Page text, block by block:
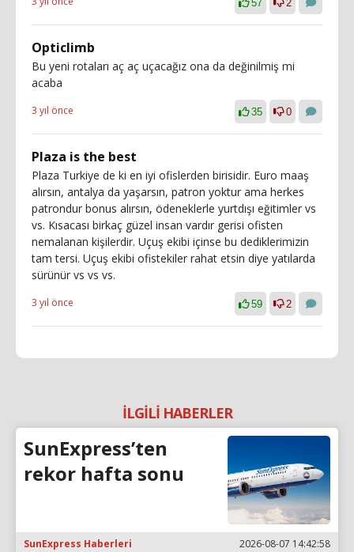
57 2
Opticlimb
Bu yeni rotaları aç aç uçacağız ona da değinilmiş mi
acaba
3 yıl önce 35 0
Plaza is the best
Plaza Turkiye de ki en iyi ofislerden birisidir. Euro maaş
alırsın, antalya da yaşarsın, patron yoktur ama herkes
patrondur bonus alırsın, ödeneklerle yurtdışı eğitimler vs
vs. Kısacası birkaç güzel insan vardır gerisi ofisten
nemalanan kişilerdir. Uçuş ekibi içinse bu dediklerimizin
tam tersi. Uçuş ekibi ofistekiler rahat etsin diye yatılarda
sürünür vs vs vs.
3 yıl önce 59 2
İLGİLİ HABERLER
SunExpress’ten
rekor hafta sonu
SunExpress Haberleri 2026-08-07 14:42:58